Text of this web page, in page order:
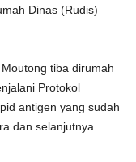
Dinas (Rudis)
tiba dirumah
Protokol
antigen yang sudah
dan selanjutnya